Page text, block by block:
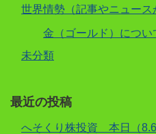
世界情勢（記事やニュース
金（ゴールド）につい
未分類
最近の投稿
へそくり株投資 本日（